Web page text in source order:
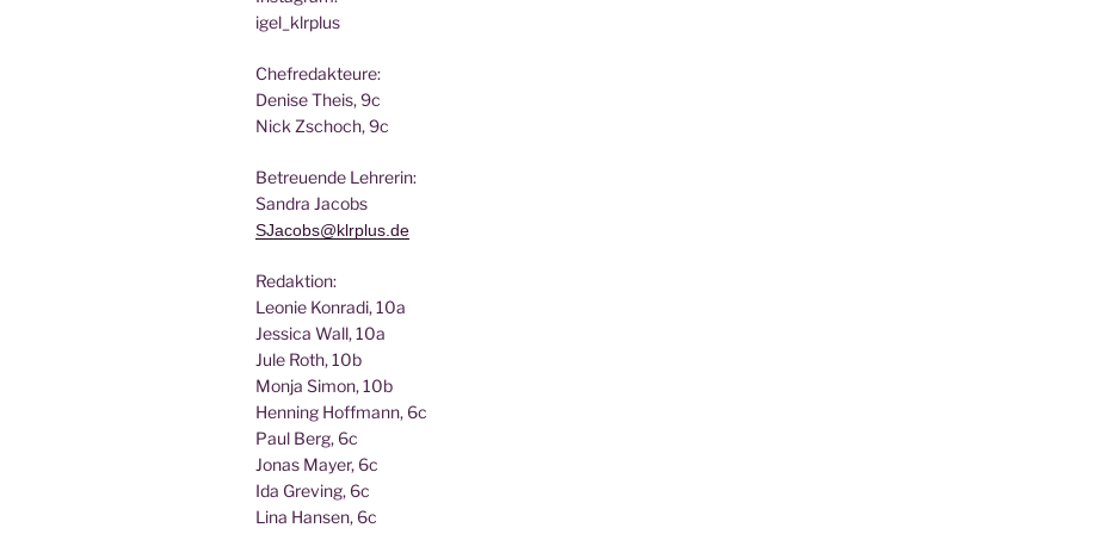
igel_klrplus
Chef­re­dak­teu­re:
Deni­se Theis, 9c
Nick Zscho­ch, 9c
Betreu­en­de Lehrerin:
San­dra Jacobs
SJacobs@klrplus.de
Redak­ti­on:
Leo­nie Kon­ra­di, 10a
Jes­si­ca Wall, 10a
Jule Roth, 10b
Mon­ja Simon, 10b
Hen­ning Hoff­mann, 6c
Paul Berg, 6c
Jonas May­er, 6c
Ida Gre­ving, 6c
Lina Han­sen, 6c